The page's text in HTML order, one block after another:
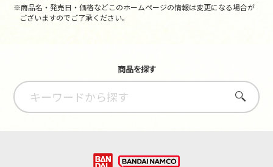
※商品名・発売日・価格などこのホームページの情報は変更になる場合が
ございますのでご了承ください。
商品を探す
さがす